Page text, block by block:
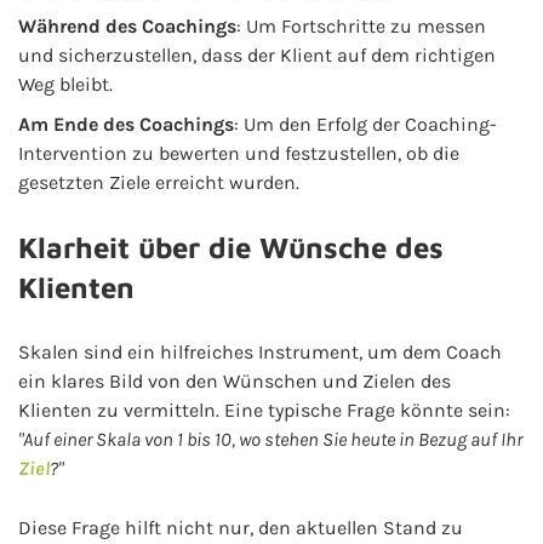
Während des Coachings: Um Fortschritte zu messen
und sicherzustellen, dass der Klient auf dem richtigen
Weg bleibt.
Am Ende des Coachings: Um den Erfolg der Coaching-
Intervention zu bewerten und festzustellen, ob die
gesetzten Ziele erreicht wurden.
Klarheit über die Wünsche des
Klienten
Skalen sind ein hilfreiches Instrument, um dem Coach
ein klares Bild von den Wünschen und Zielen des
Klienten zu vermitteln. Eine typische Frage könnte sein:
"Auf einer Skala von 1 bis 10, wo stehen Sie heute in Bezug auf Ihr
Ziel?"
Diese Frage hilft nicht nur, den aktuellen Stand zu